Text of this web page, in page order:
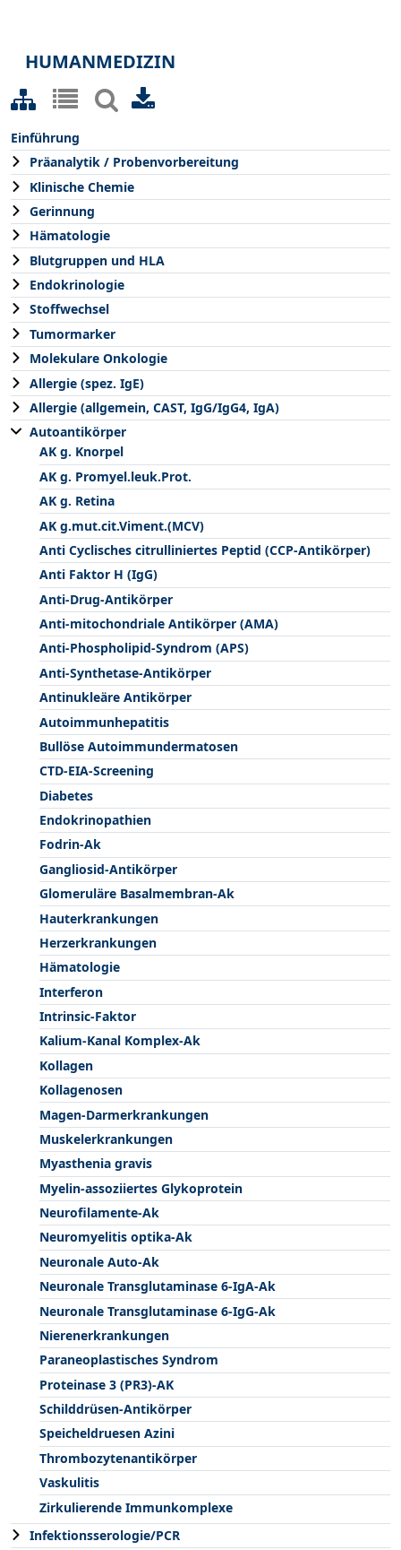
HUMANMEDIZIN
Einführung
Präanalytik / Probenvorbereitung
Klinische Chemie
Gerinnung
Hämatologie
Blutgruppen und HLA
Endokrinologie
Stoffwechsel
Tumormarker
Molekulare Onkologie
Allergie (spez. IgE)
Allergie (allgemein, CAST, IgG/IgG4, IgA)
Autoantikörper
AK g. Knorpel
AK g. Promyel.leuk.Prot.
AK g. Retina
AK g.mut.cit.Viment.(MCV)
Anti Cyclisches citrulliniertes Peptid (CCP-Antikörper)
Anti Faktor H (IgG)
Anti-Drug-Antikörper
Anti-mitochondriale Antikörper (AMA)
Anti-Phospholipid-Syndrom (APS)
Anti-Synthetase-Antikörper
Antinukleäre Antikörper
Autoimmunhepatitis
Bullöse Autoimmundermatosen
CTD-EIA-Screening
Diabetes
Endokrinopathien
Fodrin-Ak
Gangliosid-Antikörper
Glomeruläre Basalmembran-Ak
Hauterkrankungen
Herzerkrankungen
Hämatologie
Interferon
Intrinsic-Faktor
Kalium-Kanal Komplex-Ak
Kollagen
Kollagenosen
Magen-Darmerkrankungen
Muskelerkrankungen
Myasthenia gravis
Myelin-assoziiertes Glykoprotein
Neurofilamente-Ak
Neuromyelitis optika-Ak
Neuronale Auto-Ak
Neuronale Transglutaminase 6-IgA-Ak
Neuronale Transglutaminase 6-IgG-Ak
Nierenerkrankungen
Paraneoplastisches Syndrom
Proteinase 3 (PR3)-AK
Schilddrüsen-Antikörper
Speicheldruesen Azini
Thrombozytenantikörper
Vaskulitis
Zirkulierende Immunkomplexe
Infektionsserologie/PCR